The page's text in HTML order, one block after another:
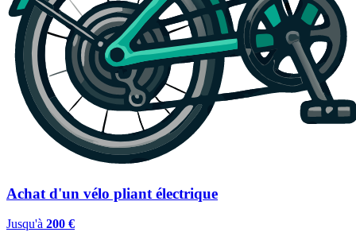
Achat d'un vélo pliant électrique
Jusqu'à 200 €